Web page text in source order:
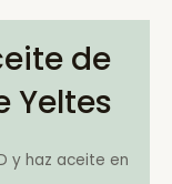
de
Yeltes
y haz aceite en